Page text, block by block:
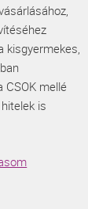
kisgyermekes,
CSOK mellé
is